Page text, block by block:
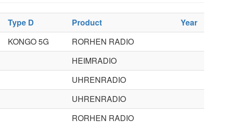
Type D Product
Year
KONGO 5G
RORHEN RADIO
HEIMRADIO
UHRENRADIO
UHRENRADIO
RORHEN RADIO